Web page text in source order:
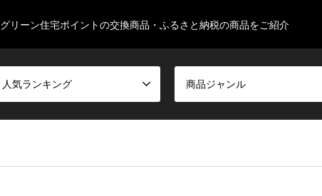
グリーン住宅ポイントの交換商品・ふるさと納税の商品をご紹介
人気ランキング 商品ジャンル